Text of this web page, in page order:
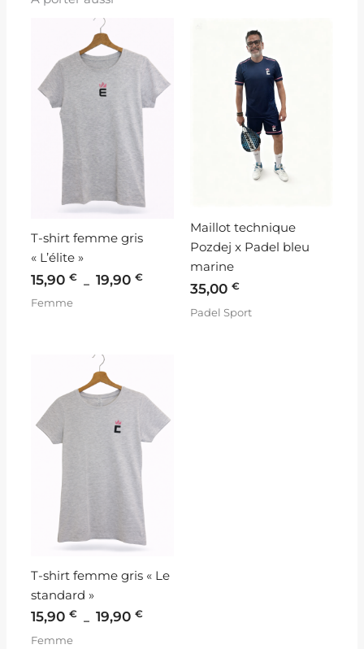
T-shirt femme gris
« L’élite »
15,90€
– 19,90€
15,90 €
19,90 €
Femme
Maillot technique
Pozdej x Padel bleu
marine
35,00 €
Padel Sport
T-shirt femme gris « Le
standard »
15,90€
– 19,90€
15,90 €
19,90 €
Femme